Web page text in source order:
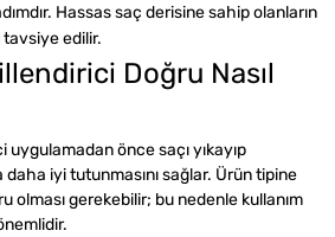
Hassas saç derisine sahip olanların
edilir.
Doğru Nasıl
uygulamadan önce saçı yıkayıp
iyi tutunmasını sağlar. Ürün tipine
olması gerekebilir; bu nedenle kullanım